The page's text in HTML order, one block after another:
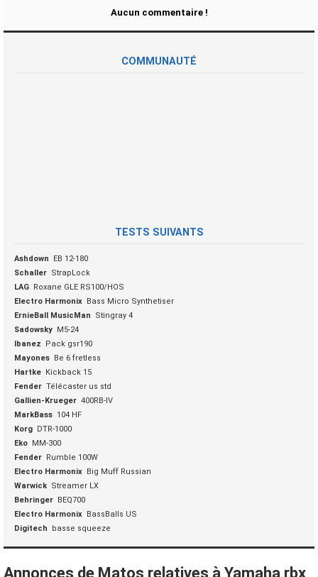
Aucun commentaire !
COMMUNAUTÉ
TESTS SUIVANTS
Ashdown
EB 12-180
Schaller StrapLock
LAG Roxane GLE RS100/HOS
Electro Harmonix Bass Micro Synthetiser
ErnieBall MusicMan
Stingray 4
Sadowsky M5-24
Ibanez
Pack gsr190
Mayones Be 6 fretless
Hartke Kickback 15
Fender Télécaster us std
Gallien-Krueger 400RB-IV
MarkBass 104 HF
Korg DTR-1000
Eko MM-300
Fender Rumble 100W
Electro Harmonix Big Muff Russian
Warwick Streamer LX
Behringer BEQ700
Electro Harmonix BassBalls US
Digitech
basse squeeze
Annonces de Matos relatives à Yamaha rbx